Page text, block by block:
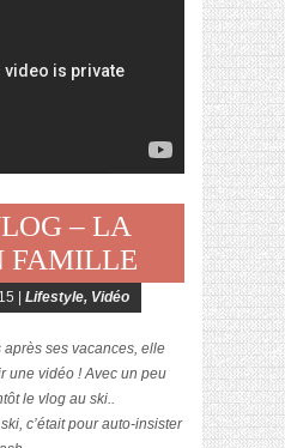
– LA
FAMILLE
| Lifestyle, Vidéo
ses vacances, elle
une vidéo ! Avec un peu
le vlog au ski..
c’était pour auto-insister